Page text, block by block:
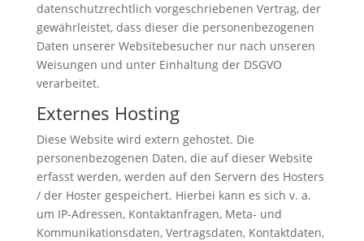
datenschutzrechtlich vorgeschriebenen Vertrag, der
gewährleistet, dass dieser die personenbezogenen
Daten unserer Websitebesucher nur nach unseren
Weisungen und unter Einhaltung der DSGVO
verarbeitet.
Externes Hosting
Diese Website wird extern gehostet. Die
personenbezogenen Daten, die auf dieser Website
erfasst werden, werden auf den Servern des Hosters
/ der Hoster gespeichert. Hierbei kann es sich v. a.
um IP-Adressen, Kontaktanfragen, Meta- und
Kommunikationsdaten, Vertragsdaten, Kontaktdaten,